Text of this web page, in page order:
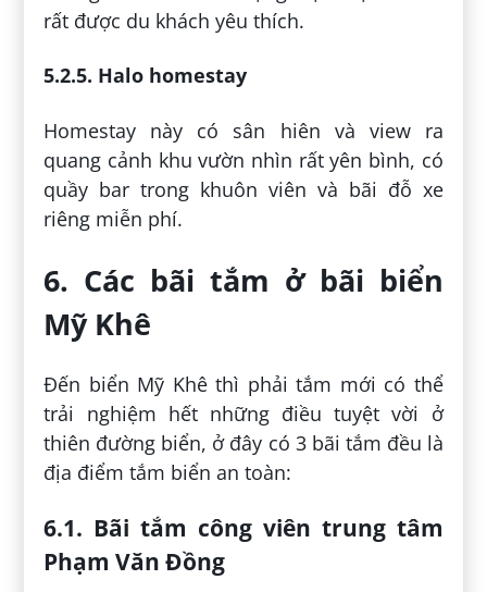
rất được du khách yêu thích.
5.2.5. Halo homestay
Homestay này có sân hiên và view ra
quang cảnh khu vườn nhìn rất yên bình, có
quầy bar trong khuôn viên và bãi đỗ xe
riêng miễn phí.
6. Các bãi tắm ở bãi biển
Mỹ Khê
Đến biển Mỹ Khê thì phải tắm mới có thể
trải nghiệm hết những điều tuyệt vời ở
thiên đường biển, ở đây có 3 bãi tắm đều là
địa điểm tắm biển an toàn:
6.1. Bãi tắm công viên trung tâm
Phạm Văn Đồng